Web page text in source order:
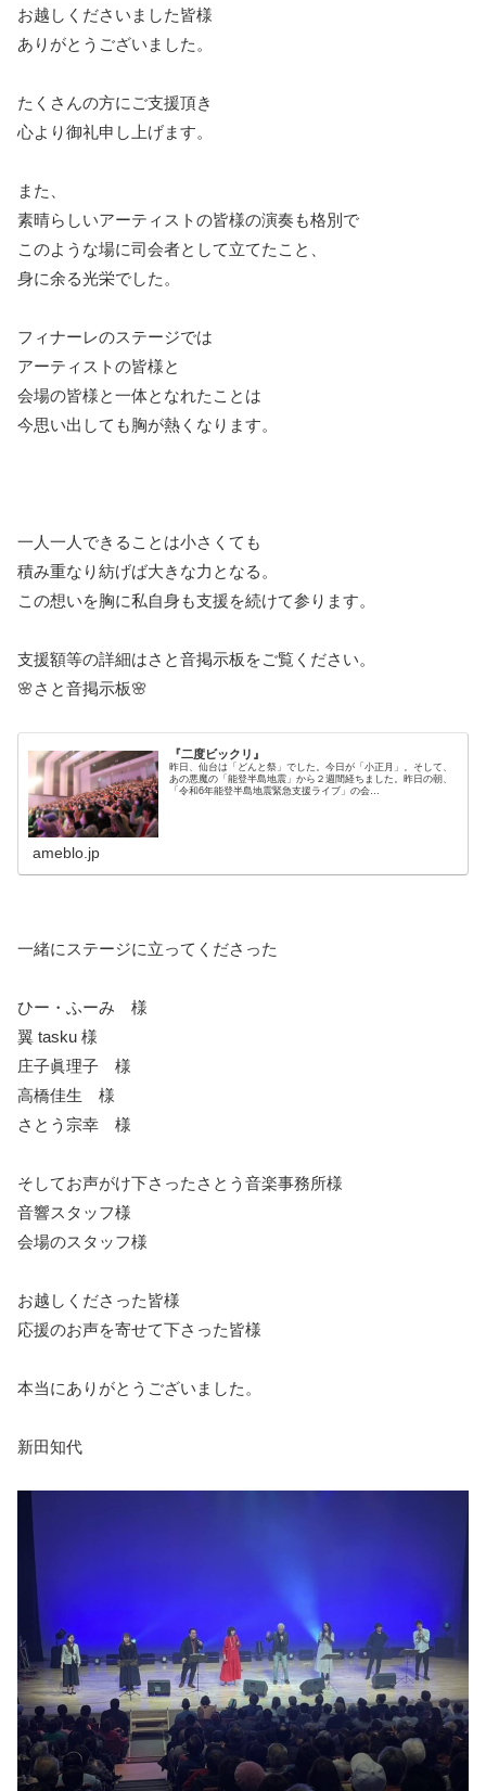
お越しくださいました皆様
ありがとうございました。
たくさんの方にご支援頂き
心より御礼申し上げます。
また、
素晴らしいアーティストの皆様の演奏も格別で
このような場に司会者として立てたこと、
身に余る光栄でした。
フィナーレのステージでは
アーティストの皆様と
会場の皆様と一体となれたことは
今思い出しても胸が熱くなります。
一人一人できることは小さくても
積み重なり紡げば大きな力となる。
この想いを胸に私自身も支援を続けて参ります。
支援額等の詳細はさと音掲示板をご覧ください。
🌸さと音掲示板🌸
『二度ビックリ』
昨日、仙台は「どんと祭」でした。今日が「小正月」。そして、
あの悪魔の「能登半島地震」から２週間経ちました。昨日の朝、
「令和6年能登半島地震緊急支援ライブ」の会…
ameblo.jp
一緒にステージに立ってくださった
ひー・ふーみ 様
翼 tasku 様
庄子眞理子 様
高橋佳生 様
さとう宗幸 様
そしてお声がけ下さったさとう音楽事務所様
音響スタッフ様
会場のスタッフ様
お越しくださった皆様
応援のお声を寄せて下さった皆様
本当にありがとうございました。
新田知代